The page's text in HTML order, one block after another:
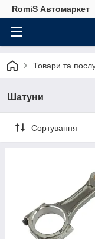
RomiS Автомаркет
Товари та
Шатуни
Сортування